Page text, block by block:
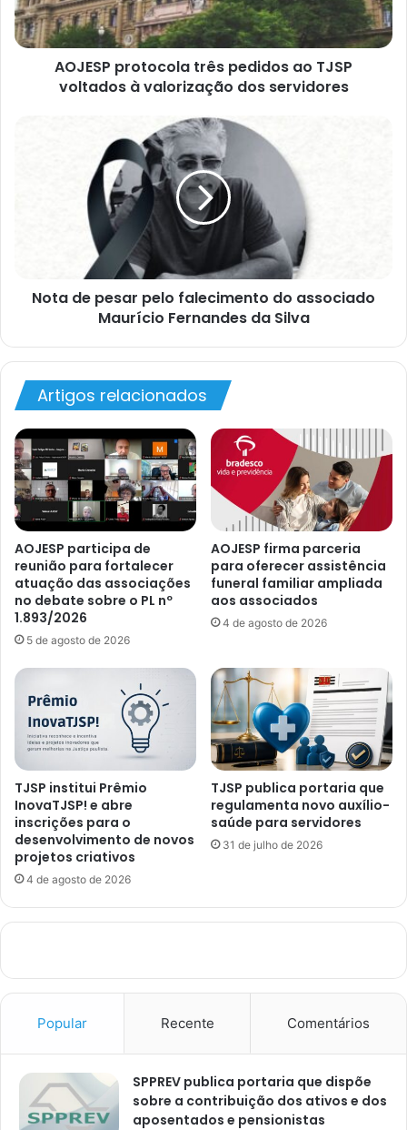
AOJESP protocola três pedidos ao TJSP
voltados à valorização dos servidores
Nota de pesar pelo falecimento do associado
Maurício Fernandes da Silva
Artigos relacionados
AOJESP participa de
reunião para fortalecer
atuação das associações
no debate sobre o PL nº
1.893/2026
5 de agosto de 2026
AOJESP firma parceria
para oferecer assistência
funeral familiar ampliada
aos associados
4 de agosto de 2026
TJSP institui Prêmio
InovaTJSP! e abre
inscrições para o
desenvolvimento de novos
projetos criativos
4 de agosto de 2026
TJSP publica portaria que
regulamenta novo auxílio-
saúde para servidores
31 de julho de 2026
Popular Recente Comentários
SPPREV publica portaria que dispõe
sobre a contribuição dos ativos e dos
aposentados e pensionistas